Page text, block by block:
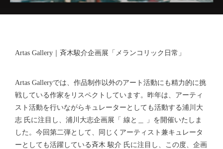
Artas Gallery｜斉木駿介企画展「メランコリック日常」
Artas Galleryでは、作品制作以外のアート活動にも精力的に挑
戦している作家をリスペクトしています。昨年は、アーティ
スト活動を行いながらキュレーターとしても活動する浦川大
志 氏に注目し、浦川大志企画展「 線と＿ 」を開催いたしま
した。今回第二弾として、同じくアーティスト兼キュレータ
ーとしても活躍している斉木 駿介 氏に注目し、この度、企画